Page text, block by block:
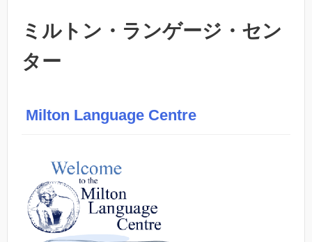
ミルトン・ランゲージ・セン
ター
Milton Language Centre